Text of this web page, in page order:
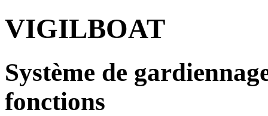
VIGILBOAT
Système de
fonctions